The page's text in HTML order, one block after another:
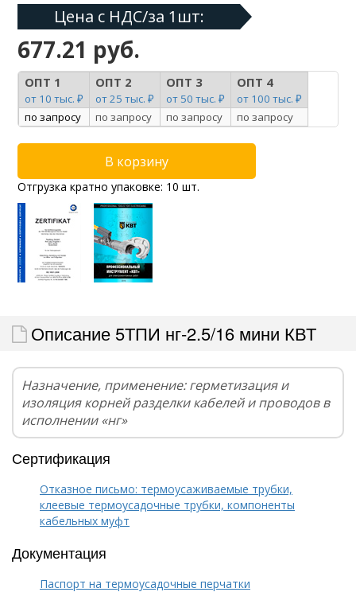
Цена с НДС/за 1шт:
677.21 руб.
ОПТ 1
от 10 тыс. ₽
ОПТ 2
от 25 тыс. ₽
ОПТ 3
от 50 тыс. ₽
ОПТ 4
от 100 тыс. ₽
по запросу
по запросу по запросу по запросу
Отгрузка кратно упаковке: 10 шт.
Описание 5ТПИ нг-2.5/16 мини КВТ
Назначение, применение: герметизация и
изоляция корней разделки кабелей и проводов в
исполнении «нг»
Сертификация
Отказное письмо: термоусаживаемые трубки,
клеевые термоусадочные трубки, компоненты
кабельных муфт
Документация
Паспорт на термоусадочные перчатки